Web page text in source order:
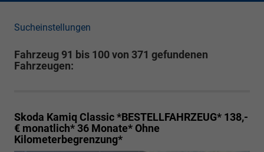
Sucheinstellungen
Fahrzeug 91 bis 100 von 371 gefundenen
Fahrzeugen:
Skoda Kamiq Classic *BESTELLFAHRZEUG* 138,-
€ monatlich* 36 Monate* Ohne
Kilometerbegrenzung*